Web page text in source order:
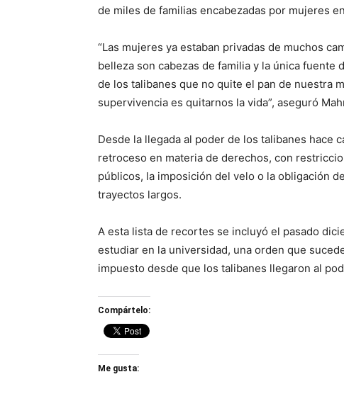
de miles de familias encabezadas por mujeres
“Las mujeres ya estaban privadas de muchos
belleza son cabezas de familia y la única fuente
de los talibanes que no quite el pan de nuestra
supervivencia es quitarnos la vida”, aseguró
Desde la llegada al poder de los talibanes hace
retroceso en materia de derechos, con
públicos, la imposición del velo o la obligación
trayectos largos.
A esta lista de recortes se incluyó el pasado
estudiar en la universidad, una orden que
impuesto desde que los talibanes llegaron al
Compártelo:
Me gusta: